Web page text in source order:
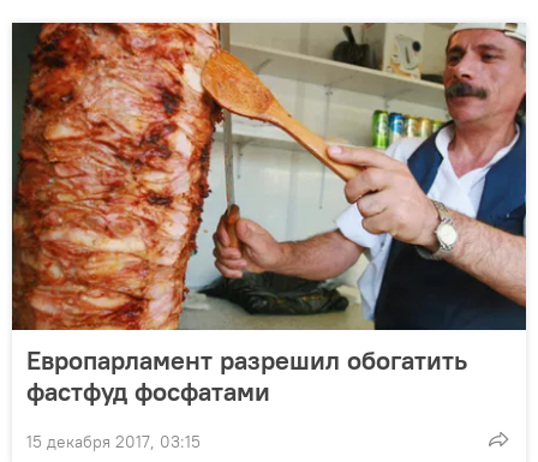
Европарламент разрешил обогатить
фастфуд фосфатами
15 декабря 2017, 03:15